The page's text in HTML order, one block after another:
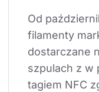
Od
filamenty
dostarczane
szpulach z w
tagiem NFC